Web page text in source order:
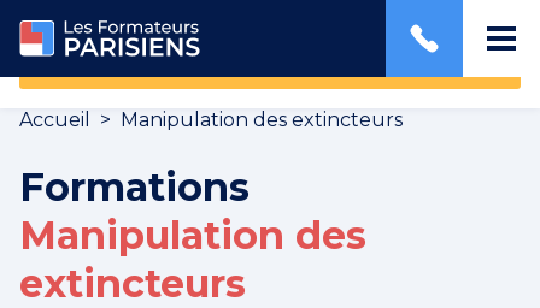
JE PASSE LA FORMATION
Accueil > Manipulation des extincteurs
Formations
Manipulation des
extincteurs